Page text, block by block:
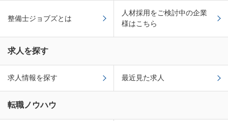
整備士ジョブズとは
人材採用をご検討中の企業
様はこちら
求人を探す
求人情報を探す 最近見た求人
転職ノウハウ